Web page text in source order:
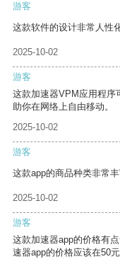
游客
这款软件的设计非常人性
2025-10-02
游客
这款加速器VPM应用程序
助你在网络上自由移动。
2025-10-02
游客
这款app的商品种类非常
2025-10-02
游客
这款加速器app的价格有
速器app的价格应该在50